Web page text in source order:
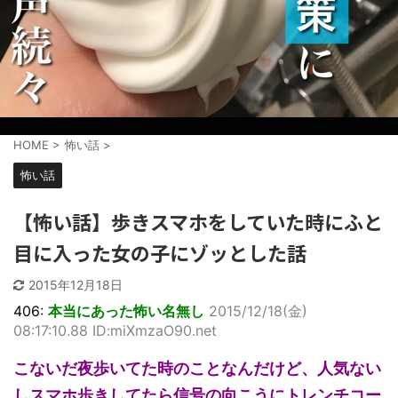
HOME > 怖い話 >
怖い話
【怖い話】歩きスマホをしていた時にふと
目に入った女の子にゾッとした話
2015年12月18日
406: 本当にあった怖い名無し 2015/12/18(金)
08:17:10.88 ID:miXmzaO90.net
こないだ夜歩いてた時のことなんだけど、人気ない